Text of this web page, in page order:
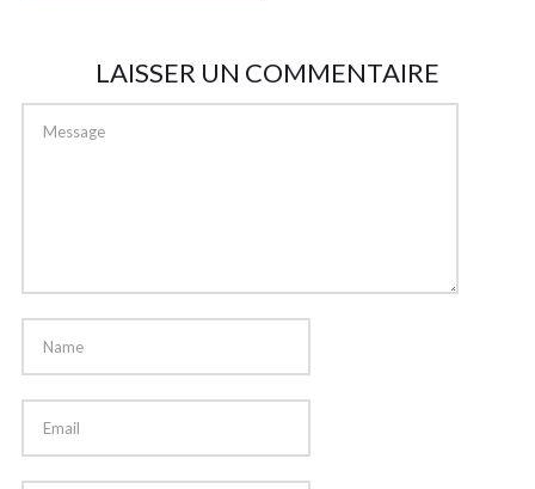
LAISSER UN COMMENTAIRE